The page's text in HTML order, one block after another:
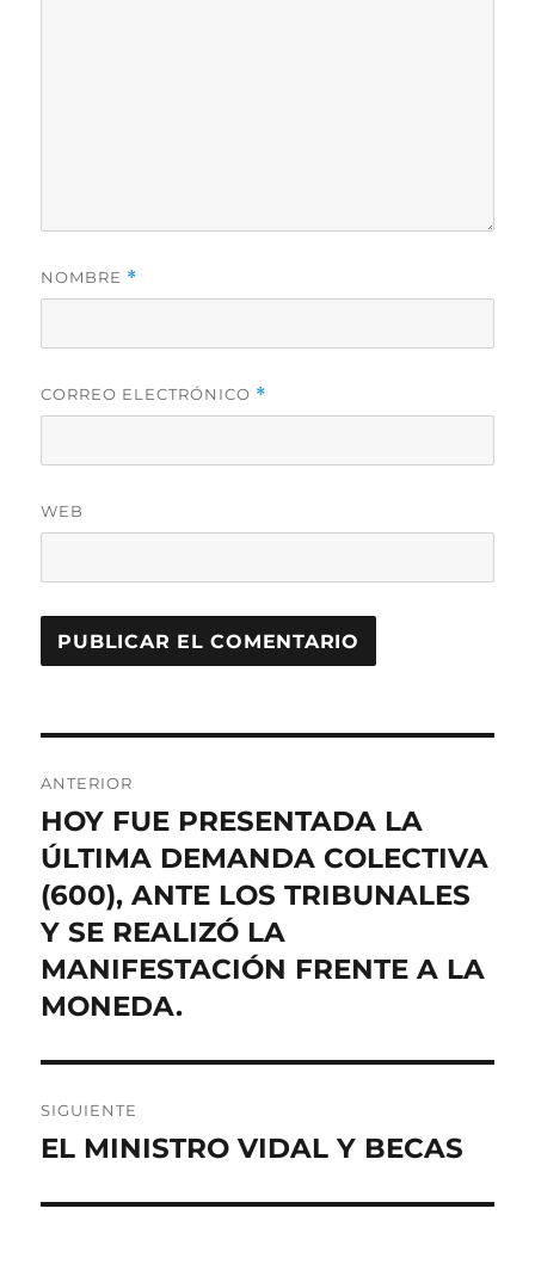
NOMBRE *
CORREO ELECTRÓNICO *
WEB
de
entradas
ANTERIOR
Entrada
anterior:
HOY FUE PRESENTADA LA
ÚLTIMA DEMANDA COLECTIVA
(600), ANTE LOS TRIBUNALES
Y SE REALIZÓ LA
MANIFESTACIÓN FRENTE A LA
MONEDA.
SIGUIENTE
Entrada
EL MINISTRO VIDAL Y BECAS